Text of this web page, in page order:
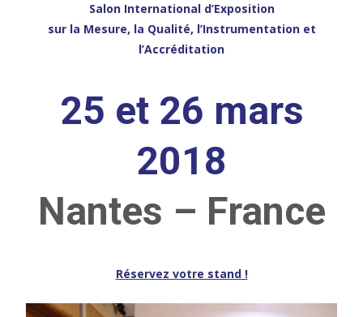
Salon International d’Exposition
sur la Mesure, la Qualité, l’Instrumentation et
l’Accréditation
25 et 26 mars
2018
Nantes – France
Réservez votre stand !